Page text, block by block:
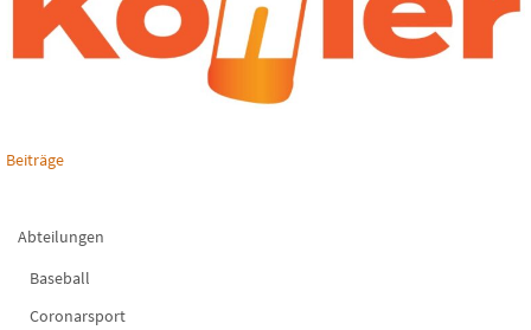
Beiträge
Abteilungen
Baseball
Coronarsport